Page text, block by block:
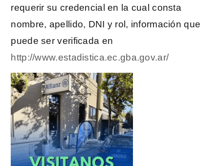
requerir su credencial en la cual consta
nombre, apellido, DNI y rol, información que
puede ser verificada en
http://www.estadistica.ec.gba.gov.ar/